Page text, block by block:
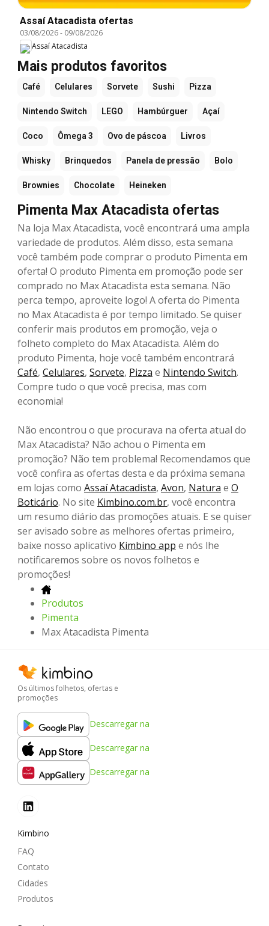
Assaí Atacadista ofertas
03/08/2026- 09/08/2026
Assaí Atacadista
Mais produtos favoritos
Café Celulares Sorvete Sushi Pizza
Nintendo Switch LEGO Hambúrguer Açaí
Coco Ômega 3 Ovo de páscoa Livros
Whisky Brinquedos Panela de pressão Bolo
Brownies Chocolate Heineken
Pimenta Max Atacadista ofertas
Na loja Max Atacadista, você encontrará uma ampla
variedade de produtos. Além disso, esta semana
você também pode comprar o produto Pimenta em
oferta! O produto Pimenta em promoção pode ser
comprado no Max Atacadista esta semana. Não
perca tempo, aproveite logo! A oferta do Pimenta
no Max Atacadista é por tempo limitado. Se quiser
conferir mais produtos em promoção, veja o
folheto completo do Max Atacadista. Além do
produto Pimenta, hoje você também encontrará
Café, Celulares, Sorvete, Pizza e Nintendo Switch.
Compre tudo o que você precisa, mas com
economia!
Não encontrou o que procurava na oferta atual do
Max Atacadista? Não achou o Pimenta em
promoção? Não tem problema! Recomendamos que
você confira as ofertas desta e da próxima semana
em lojas como Assaí Atacadista, Avon, Natura e O
Boticário. No site Kimbino.com.br, você encontra
um resumo diário das promoções atuais. E se quiser
ser avisado sobre as melhores ofertas primeiro,
baixe nosso aplicativo Kimbino app e nós lhe
notificaremos sobre os novos folhetos e
promoções!
Produtos
Pimenta
Max Atacadista Pimenta
Os últimos folhetos, ofertas e
promoções
Descarregar na
Descarregar na
Descarregar na
Kimbino
FAQ
Contato
Cidades
Produtos